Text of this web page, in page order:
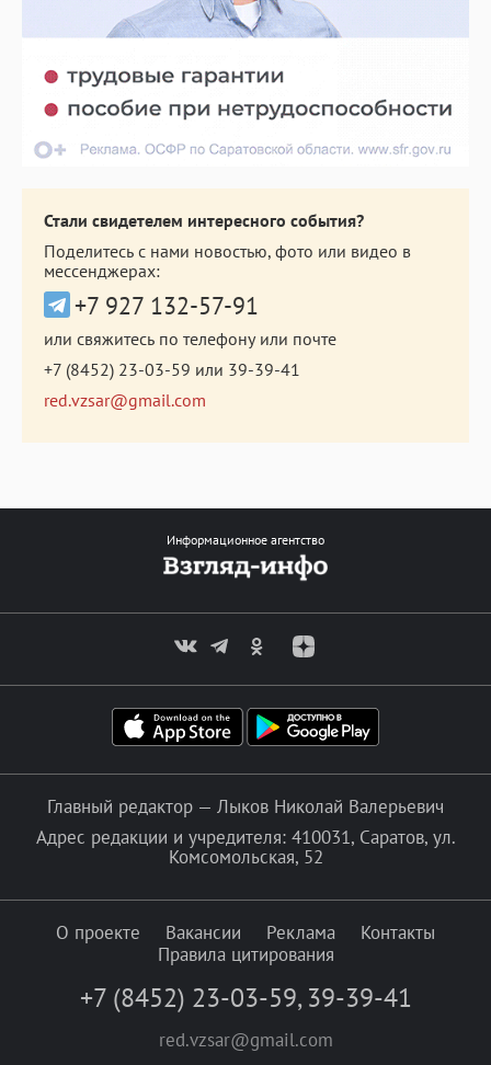
Стали свидетелем интересного события?
Поделитесь с нами новостью, фото или видео в
мессенджерах:
+7 927 132-57-91
или свяжитесь по телефону или почте
+7 (8452) 23-03-59 или 39-39-41
red.vzsar@gmail.com
Информационное агентство
Главный редактор — Лыков Николай Валерьевич
Адрес редакции и учредителя: 410031, Саратов, ул.
Комсомольская, 52
О проекте Вакансии Реклама
Контакты
Правила цитирования
+7 (8452) 23-03-59, 39-39-41
red.vzsar@gmail.com